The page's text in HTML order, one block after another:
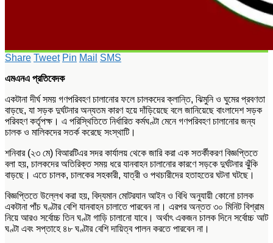
Share Tweet Pin Mail SMS
এমএনএ প্রতিবেদক
একটানা দীর্ঘ সময় গণপরিবহণ চালানোর ফলে চালকদের ক্লান্তি, ঝিমুনি ও ঘুমের প্রবণতা
বাড়ছে, যা সড়ক দুর্ঘটনার অন্যতম কারণ হয়ে দাঁড়িয়েছে বলে জানিয়েছে বাংলাদেশ সড়ক
পরিবহণ কর্তৃপক্ষ। এ পরিস্থিতিতে নির্ধারিত কর্মঘণ্টা মেনে গণপরিবহণ চালানোর জন্য
চালক ও মালিকদের সতর্ক করেছে সংস্থাটি।
শনিবার (২৩ মে) বিআরটিএর সদর কার্যালয় থেকে জারি করা এক সতর্কীকরণ বিজ্ঞপ্তিতে
বলা হয়, চালকদের অতিরিক্ত সময় ধরে যানবাহন চালানোর কারণে সড়কে দুর্ঘটনার ঝুঁকি
বাড়ছে। এতে চালক, চালকের সহকারী, যাত্রী ও পথচারীদের হতাহতের ঘটনা ঘটছে।
বিজ্ঞপ্তিতে উল্লেখ করা হয়, বিদ্যমান মোটরযান আইন ও বিধি অনুযায়ী কোনো চালক
একটানা পাঁচ ঘণ্টার বেশি যানবাহন চালাতে পারবেন না। এরপর অন্তত ৩০ মিনিট বিশ্রাম
নিয়ে আরও সর্বোচ্চ তিন ঘণ্টা গাড়ি চালানো যাবে। অর্থাৎ একজন চালক দিনে সর্বোচ্চ আট
ঘণ্টা এবং সপ্তাহে ৪৮ ঘণ্টার বেশি দায়িত্ব পালন করতে পারবেন না।